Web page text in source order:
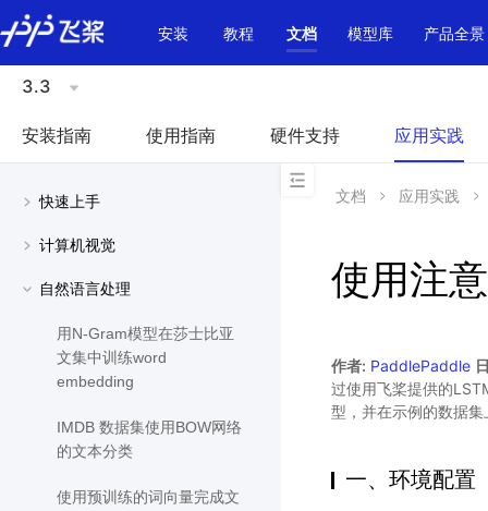
\u200E
安装
教程 文档 模型库 产品全景
3.3
安装指南 使用指南 硬件支持 应用实践
快速上手
计算机视觉
自然语言处理
用N-Gram模型在莎士比亚
文集中训练word
embedding
IMDB 数据集使用BOW网络
的文本分类
使用预训练的词向量完成文
文档 应用实践
使用注
作者: PaddlePaddle
过使用飞桨提供的
型，并在示例的数据
一、环境配置